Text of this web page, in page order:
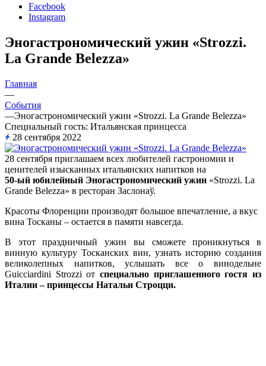
Facebook
Instagram
Эногастрономический ужин «Strozzi.
La Grande Belezza»
Главная
—
События
—Эногастрономический ужин «Strozzi. La Grande Belezza»
Специальный гость: Итальянская принцесса
28 сентября 2022
28 сентября приглашаем всех любителей гастрономии и
ценителей изысканных итальянских напитков на
50-ый юбилейный Эногастрономический ужин «Strozzi. La
Grande Belezza» в ресторан Заслонаў.
Красоты Флоренции производят большое впечатление, а вкус
вина Тосканы – остается в памяти навсегда.
В этот праздничный ужин вы сможете проникнуться в
винную культуру Тосканских вин, узнать историю создания
великолепных напитков, услышать все о винодельне
Guicciardini Strozzi от специально приглашенного гостя из
Италии – принцессы Натальи Строцци.